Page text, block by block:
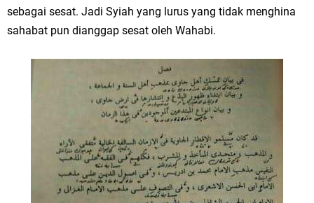
sebagai sesat. Jadi Syiah yang lurus yang tidak menghina
sahabat pun dianggap sesat oleh Wahabi.